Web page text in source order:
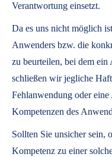
Verantwortung einsetzt.
Da es uns nicht möglich
Anwenders bzw. die
zu beurteilen, bei dem ein
schließen wir jegliche
Fehlanwendung oder
Kompetenzen des
Sollten Sie unsicher sein,
Kompetenz zu einer